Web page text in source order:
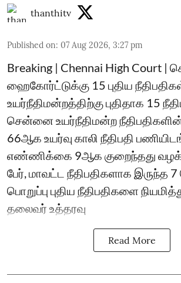
thanthitv
Published on: 07 Aug 2026, 3:27 pm
Breaking | Chennai High Court
ஹைகோர்ட்டுக்கு 15 புதிய
உயர்நீதிமன்றத்திற்கு புதிதாக 15
சென்னை உயர்நீதிமன்ற
66ஆக உயர்வு காலி நீதிபதி
எண்ணிக்கை 9ஆக குறைந்தது
பேர், மாவட்ட நீதிபதிகளாக இருந்த 7
பொறுப்பு புதிய நீதிபதிகளை
தலைவர் உத்தரவு
Read More